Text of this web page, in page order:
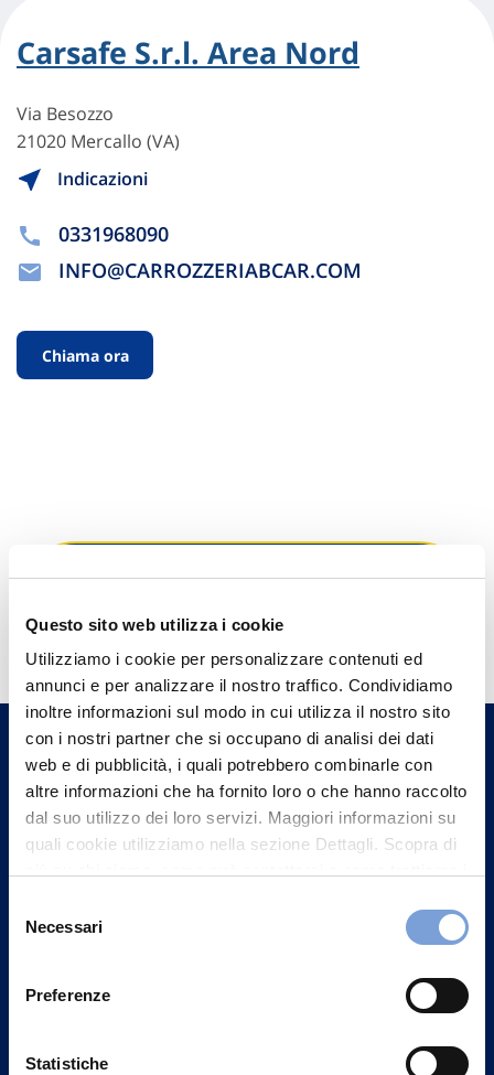
Questo sito web utilizza i cookie
Utilizziamo i cookie per personalizzare contenuti ed
annunci e per analizzare il nostro traffico. Condividiamo
inoltre informazioni sul modo in cui utilizza il nostro sito
con i nostri partner che si occupano di analisi dei dati
web e di pubblicità, i quali potrebbero combinarle con
altre informazioni che ha fornito loro o che hanno raccolto
dal suo utilizzo dei loro servizi. Maggiori informazioni su
quali cookie utilizziamo nella sezione Dettagli. Scopra di
può trovare nel footer del sito nella sezione "Informativa
delNecessari
Preferenze
Statistiche
Carsafe S.r.l. Area Nord
Via Besozzo
21020 Mercallo (VA)
Indicazioni
0331968090
INFO@CARROZZERIABCAR.COM
Chiama ora
Hai bisogno di
informazioni?
Trova l'Agenzia più vicina a te e parla con
un nostro Agente.
Contattaci